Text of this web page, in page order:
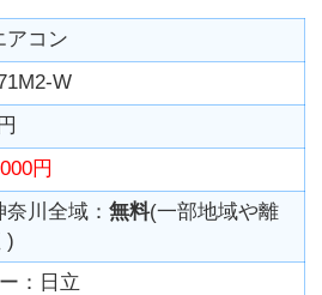
アコン
W
円
奈川全域：無料(一部地域や離
)
：日立